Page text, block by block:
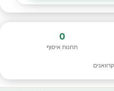
0
תחנות איסוף